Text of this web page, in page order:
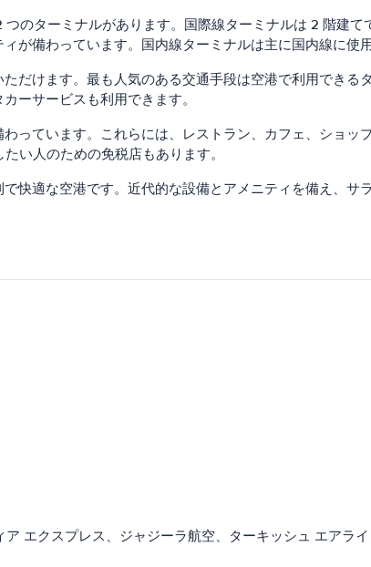
のターミナルがあります。国際線ターミナルは 2 階建
が備わっています。国内線ターミナルは主に国内線に使
だけます。最も人気のある交通手段は空港で利用でき
ーサービスも利用できます。
っています。これらには、レストラン、カフェ、ショ
い人のための免税店もあります。
快適な空港です。近代的な設備とアメニティを備え、サ
エクスプレス、ジャジーラ航空、ターキッシュ エアラ